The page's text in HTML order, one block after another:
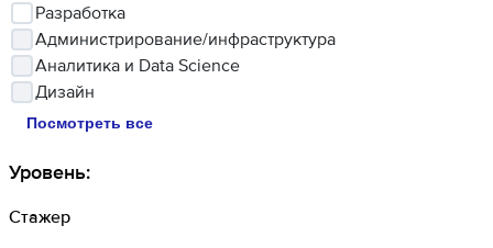
Разработка
Администрирование/инфраструктура
Аналитика и Data Science
Дизайн
Посмотреть все
Уровень:
Стажер